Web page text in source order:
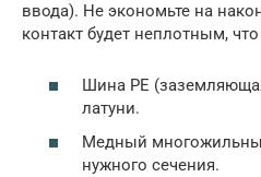
ввода). Не экономьте на
контакт будет неплотным,
Шина PE
латуни.
Медный
нужного сечения.